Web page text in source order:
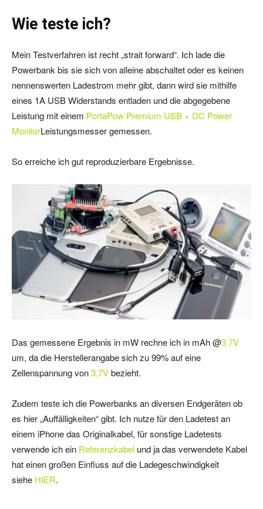
Wie teste ich?
Mein Testverfahren ist recht „strait forward“. Ich lade die
Powerbank bis sie sich von alleine abschaltet oder es keinen
nennenswerten Ladestrom mehr gibt, dann wird sie mithilfe
eines 1A USB Widerstands entladen und die abgegebene
Leistung mit einem PortaPow Premium USB + DC Power
MonitorLeistungsmesser gemessen.
So erreiche ich gut reproduzierbare Ergebnisse.
Das gemessene Ergebnis in mW rechne ich in mAh @3,7V
um, da die Herstellerangabe sich zu 99% auf eine
Zellenspannung von3,7Vbezieht.
Zudem teste ich die Powerbanks an diversen Endgeräten ob
es hier „Auffälligkeiten“ gibt. Ich nutze für den Ladetest an
einem iPhone das Originalkabel, für sonstige Ladetests
verwende ich ein Referenzkabel und ja das verwendete Kabel
hat einen großen Einfluss auf die Ladegeschwindigkeit
siehe HIER.